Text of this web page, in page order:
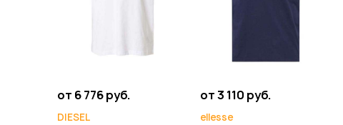
от 6 776 руб.
DIESEL
от 3 110 руб.
ellesse